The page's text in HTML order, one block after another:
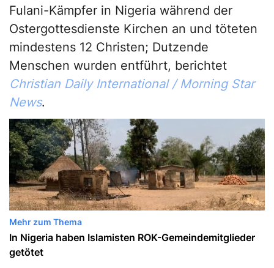
Fulani-Kämpfer in Nigeria während der
Ostergottesdienste Kirchen an und töteten
mindestens 12 Christen; Dutzende
Menschen wurden entführt, berichtet
Christian Daily International / Morning Star
News.
Mehr zum Thema
In Nigeria haben Islamisten ROK-Gemeindemitglieder
getötet